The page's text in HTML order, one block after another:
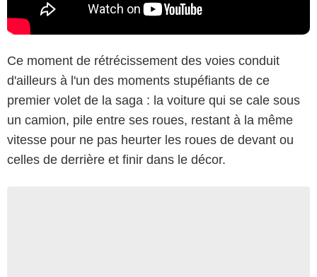
Ce moment de rétrécissement des voies conduit
d'ailleurs à l'un des moments stupéfiants de ce
premier volet de la saga : la voiture qui se cale sous
un camion, pile entre ses roues, restant à la même
vitesse pour ne pas heurter les roues de devant ou
celles de derrière et finir dans le décor.